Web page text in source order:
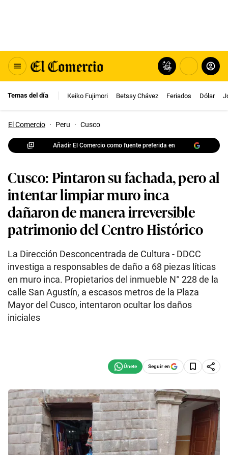
Temas del día Keiko Fujimori Betssy Chávez Feriados Dólar
El Comercio · Peru · Cusco
Añadir El Comercio como fuente preferida en
Cusco: Pintaron su fachada, pero al
intentar limpiar muro inca
dañaron de manera irreversible
patrimonio del Centro Histórico
La Dirección Desconcentrada de Cultura - DDCC
investiga a responsables de daño a 68 piezas líticas
en muro inca. Propietarios del inmueble N° 228 de la
calle San Agustín, a escasos metros de la Plaza
Mayor del Cusco, intentaron ocultar los daños
iniciales
Seguir en